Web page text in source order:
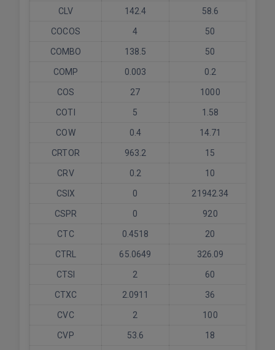
CLV 142.4 58.6
COCOS 4 50
COMBO 138.5 50
COMP 0.003 0.2
COS 27 1000
COTI 5 1.58
COW 0.4 14.71
CRTOR 963.2 15
CRV 0.2 10
CSIX 0 21942.34
CSPR 0 920
CTC 0.4518 20
CTRL 65.0649 326.09
CTSI 2 60
CTXC 2.0911 36
CVC 2 100
CVP 53.6 18